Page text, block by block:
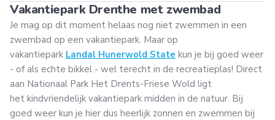
Vakantiepark Drenthe met zwembad
Je mag op dit moment helaas nog niet zwemmen in een
zwembad op een vakantiepark. Maar op
vakantiepark Landal Hunerwold State kun je bij goed weer
- of als echte bikkel - wel terecht in de recreatieplas! Direct
aan Nationaal Park Het Drents-Friese Wold ligt
het kindvriendelijk vakantiepark midden in de natuur. Bij
goed weer kun je hier dus heerlijk zonnen en zwemmen bij